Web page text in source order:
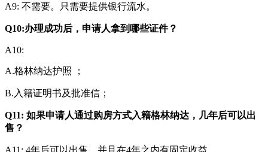
A9: 不需要。只需要提供银行流水。
Q10:办理成功后，申请人拿到哪些证件？
A10:
A.格林纳达护照 ；
B.入籍证明书及批准信；
Q11: 如果申请人通过购房方式入籍格林纳达，几年后可以出
售？
A11: 4年后可以出售。并且在4年之内有固定收益。